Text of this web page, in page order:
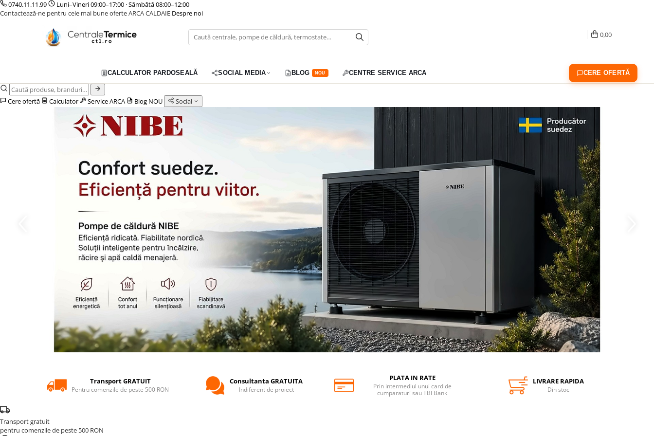
Toate Produsele
GAZ CONVENTIONALE
ACCESORII PENTRU MONTAJ
CAZANE COMBUSTIBIL SOLID
CAZANE LEMNE CU GAZEIFICARE
CENTRALE MIXTE LEMN/PELET
ACCESORII PENTRU MONTAJ
POMPE DE CALDURA AER-APA
POMPE DE CALDURA SOL-APA
TERMOSTATE DE AMBIENT -
CU CONTROL PRIN INTERNET
PENTRU INCALZIRE IN
AER CONDITIONAT SI CLIMATIZARE
DISTRIBUITORI
ACCESORII
0740.11.11.99
Luni–Vineri 09:00–17:00 · Sâmbătă 08:00–12:00
Contactează-ne pentru cele mai bune oferte ARCA CALDAIE Despre noi
0,00
CALCULATOR PARDOSEALĂ SOCIAL MEDIA BLOG NOU CENTRE SERVICE ARCA CERE OFERTĂ
Cere ofertă Calculator Service ARCA Blog NOU Social
Transport GRATUIT
Pentru comenzile de peste 500 RON
Consultanta GRATUITA
Indiferent de proiect
PLATA IN RATE
Prin intermediul unui card de
cumparaturi sau TBI Bank
LIVRARE RAPIDA
Din stoc
Transport gratuit
pentru comenzile de peste 500 RON